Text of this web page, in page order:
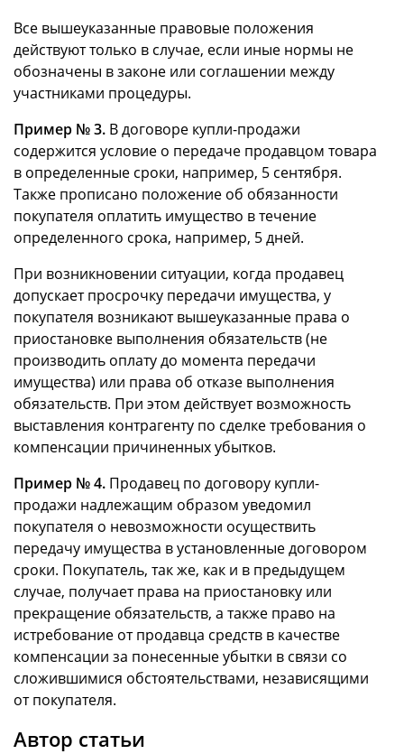
Все вышеуказанные правовые положения
действуют только в случае, если иные нормы не
обозначены в законе или соглашении между
участниками процедуры.
Пример № 3. В договоре купли-продажи
содержится условие о передаче продавцом товара
в определенные сроки, например, 5 сентября.
Также прописано положение об обязанности
покупателя оплатить имущество в течение
определенного срока, например, 5 дней.
При возникновении ситуации, когда продавец
допускает просрочку передачи имущества, у
покупателя возникают вышеуказанные права о
приостановке выполнения обязательств (не
производить оплату до момента передачи
имущества) или права об отказе выполнения
обязательств. При этом действует возможность
выставления контрагенту по сделке требования о
компенсации причиненных убытков.
Пример № 4. Продавец по договору купли-
продажи надлежащим образом уведомил
покупателя о невозможности осуществить
передачу имущества в установленные договором
сроки. Покупатель, так же, как и в предыдущем
случае, получает права на приостановку или
прекращение обязательств, а также право на
истребование от продавца средств в качестве
компенсации за понесенные убытки в связи со
сложившимися обстоятельствами, независящими
от покупателя.
Автор статьи